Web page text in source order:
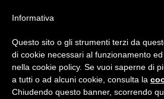
BROWSE TAG
la ragazza con
di
Informativa
Questo sito o gli strumenti terzi da
di cookie necessari al funzionamento
nella cookie policy. Se vuoi saperne di
a tutti o ad alcuni cookie, consulta la
Chiudendo questo banner, scorrendo